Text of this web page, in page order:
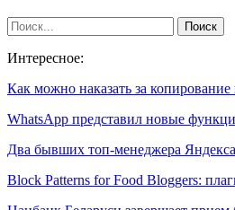
Интересное:
Как можно наказать за копирование
WhatsApp представил новые
Два бывших топ-менеджера
Block Patterns for Food Bloggers: